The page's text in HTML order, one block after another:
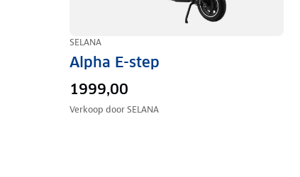
SELANA
Alpha E-step
1999,00
Verkoop doorSELANA